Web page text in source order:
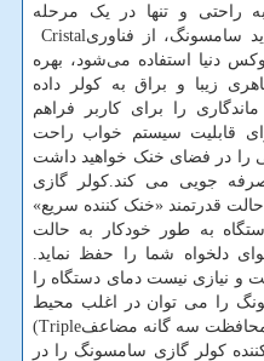
راحتی و تنها در یک مرحله
سامسونگ، از فناوریCristal
دنیا استفاده می‏‌شود، بهره
زیبا و براق به کولر داده
را برای کاربر فراهم
قابلیت سیستم خواب راحت
را در فضای خنک خواهید داشت
مصرف انرژی تا 35% صرفه جویی می کند.کولر گازی
حالت قدرتمند «خنک کننده سریع»
به طور خودکار به حالت
دلخواه شما را حفظ نماید.
و نیازی نیست دمای دستگاه را
را می توان در اغلب محیط
محافظت سه گانه مضاعف(Triple
کولر گازی سامسونگ را در